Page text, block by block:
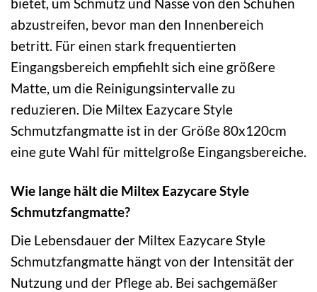
bietet, um Schmutz und Nässe von den Schuhen
abzustreifen, bevor man den Innenbereich
betritt. Für einen stark frequentierten
Eingangsbereich empfiehlt sich eine größere
Matte, um die Reinigungsintervalle zu
reduzieren. Die Miltex Eazycare Style
Schmutzfangmatte ist in der Größe 80x120cm
eine gute Wahl für mittelgroße Eingangsbereiche.
Wie lange hält die Miltex Eazycare Style
Schmutzfangmatte?
Die Lebensdauer der Miltex Eazycare Style
Schmutzfangmatte hängt von der Intensität der
Nutzung und der Pflege ab. Bei sachgemäßer